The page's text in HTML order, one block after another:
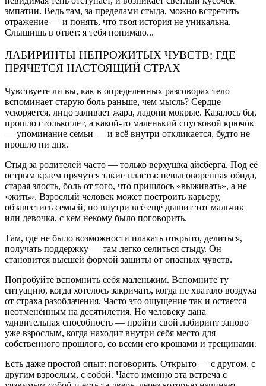
эмпатии. Ведь там, за пределами стыда, можно встретить
отражение — и понять, что твоя история не уникальна.
Слышишь в ответ: я тебя понимаю...
ЛАБИРИНТЫ НЕПРОЖИТЫХ ЧУВСТВ: ГДЕ
ПРЯЧЕТСЯ НАСТОЯЩИЙ СТРАХ
Чувствуете ли вы, как в определенных разговорах тело
вспоминает старую боль раньше, чем мысль? Сердце
ускоряется, лицо заливает жара, ладони мокрые. Казалось бы,
прошло столько лет, а какой-то маленький спусковой крючок
— упоминание семьи — и всё внутри откликается, будто не
прошло ни дня.
Стыд за родителей часто — только верхушка айсберга. Под её
острым краем прячутся такие пласты: невыговоренная обида,
старая злость, боль от того, что пришлось «выживать», а не
«жить». Взрослый человек может построить карьеру,
обзавестись семьёй, но внутри всё ещё дышит тот мальчик
или девочка, с кем некому было поговорить.
Там, где не было возможности плакать открыто, делиться,
получать поддержку — там легко селиться стыду. Он
становится высшей формой защиты от опасных чувств.
Попробуйте вспомнить себя маленьким. Вспомните ту
ситуацию, когда хотелось закричать, когда не хватало воздуха
от страха разоблачения. Часто это ощущение так и остается
неотменённым на десятилетия. Но человеку дана
удивительная способность — пройти свой лабиринт заново
уже взрослым, когда находит внутри себя место для
собственного прошлого, со всеми его крошами и трещинами.
Есть даже простой опыт: поговорить. Открыто — с другом, с
другим взрослым, с собой. Часто именно эта встреча с